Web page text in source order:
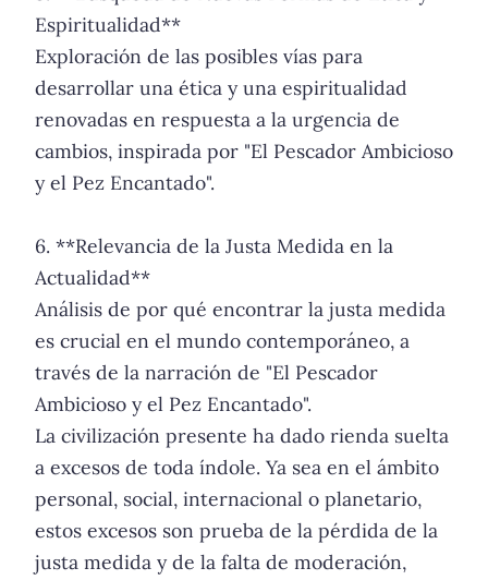
Espiritualidad**
Exploración de las posibles vías para
desarrollar una ética y una espiritualidad
renovadas en respuesta a la urgencia de
cambios, inspirada por "El Pescador Ambicioso
y el Pez Encantado".
6. **Relevancia de la Justa Medida en la
Actualidad**
Análisis de por qué encontrar la justa medida
es crucial en el mundo contemporáneo, a
través de la narración de "El Pescador
Ambicioso y el Pez Encantado".
La civilización presente ha dado rienda suelta
a excesos de toda índole. Ya sea en el ámbito
personal, social, internacional o planetario,
estos excesos son prueba de la pérdida de la
justa medida y de la falta de moderación,